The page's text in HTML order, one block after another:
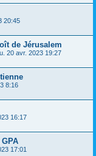
20:45
de Jérusalem
20 avr. 2023 19:27
8:16
16:17
17:01